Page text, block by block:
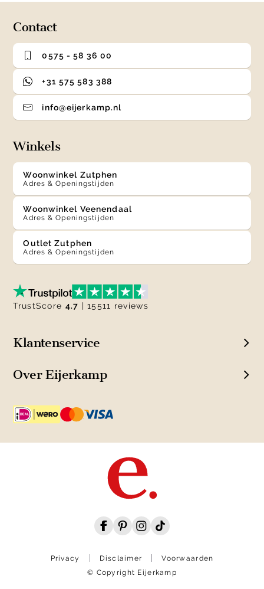
Contact
0575 - 58 36 00
+31 575 583 388
info@eijerkamp.nl
Winkels
Woonwinkel Zutphen
Adres & Openingstijden
Woonwinkel Veenendaal
Adres & Openingstijden
Outlet Zutphen
Adres & Openingstijden
Klantenservice
Over Eijerkamp
TrustScore 4.7 | 15511 reviews
Privacy Disclaimer
Voorwaarden
© Copyright Eijerkamp